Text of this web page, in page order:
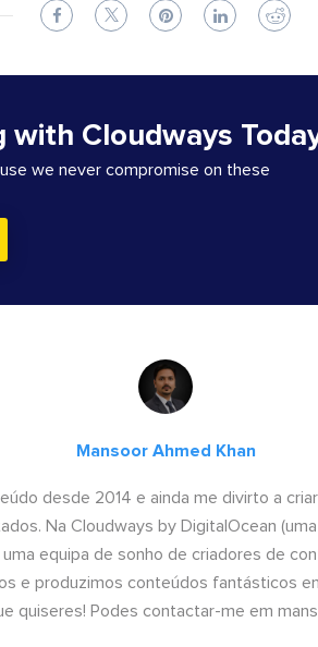
Cloudways
we never compromise on these
Mansoor Ahmed Khan
desde 2014 e ainda me divirto a
Na Cloudways by DigitalOcean
uma equipa de sonho de criadores de
e produzimos conteúdos fantásticos
quiseres! Podes contactar-me em